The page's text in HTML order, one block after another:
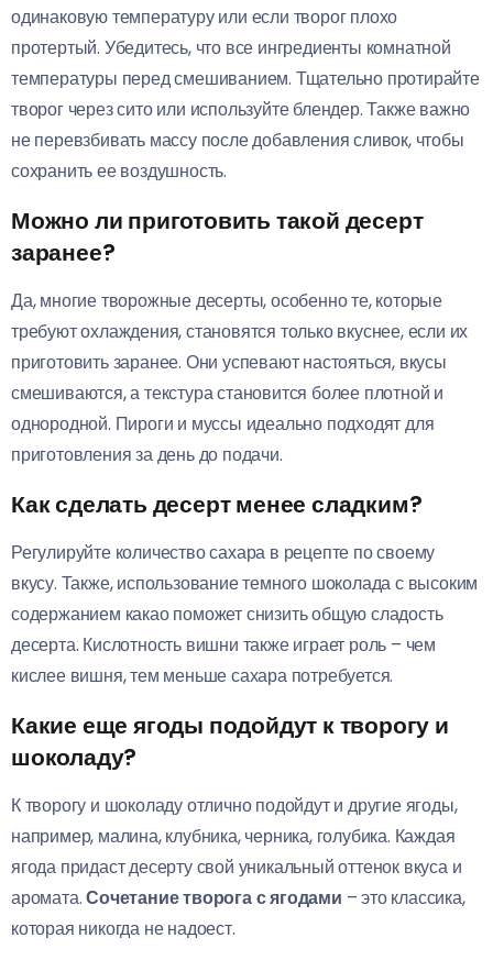
одинаковую температуру или если творог плохо
протертый. Убедитесь, что все ингредиенты комнатной
температуры перед смешиванием. Тщательно протирайте
творог через сито или используйте блендер. Также важно
не перевзбивать массу после добавления сливок, чтобы
сохранить ее воздушность.
Можно ли приготовить такой десерт
заранее?
Да, многие творожные десерты, особенно те, которые
требуют охлаждения, становятся только вкуснее, если их
приготовить заранее. Они успевают настояться, вкусы
смешиваются, а текстура становится более плотной и
однородной. Пироги и муссы идеально подходят для
приготовления за день до подачи.
Как сделать десерт менее сладким?
Регулируйте количество сахара в рецепте по своему
вкусу. Также, использование темного шоколада с высоким
содержанием какао поможет снизить общую сладость
десерта. Кислотность вишни также играет роль – чем
кислее вишня, тем меньше сахара потребуется.
Какие еще ягоды подойдут к творогу и
шоколаду?
К творогу и шоколаду отлично подойдут и другие ягоды,
например, малина, клубника, черника, голубика. Каждая
ягода придаст десерту свой уникальный оттенок вкуса и
аромата.Сочетание творога с ягодами – это классика,
которая никогда не надоест.